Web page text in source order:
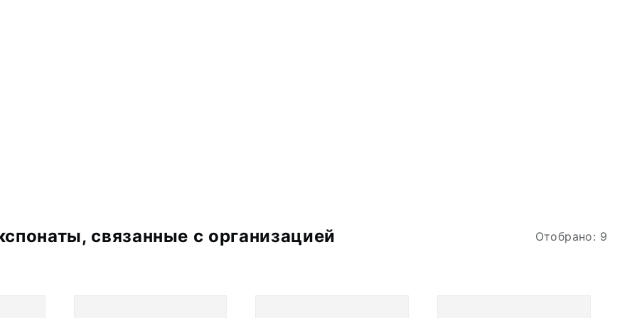
связанные с организацией Отобрано: 9